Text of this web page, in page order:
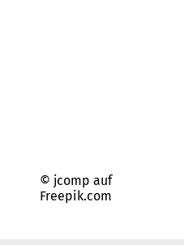
© jcomp auf
Freepik.com